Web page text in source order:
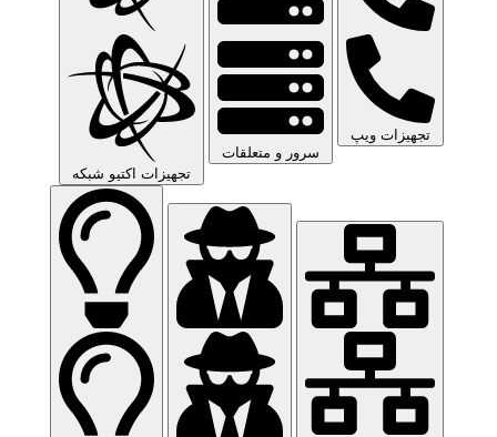
تجهیزات ویپ
سرور و متعلقات
تجهیزات اکتیو شبکه